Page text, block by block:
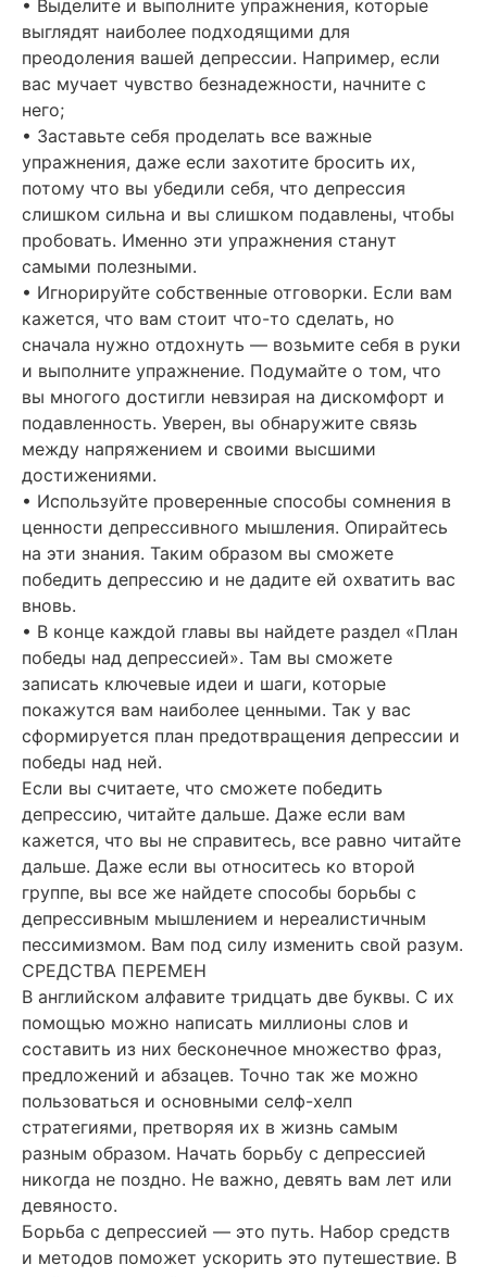
• Выделите и выполните упражнения, которые
выглядят наиболее подходящими для
преодоления вашей депрессии. Например, если
вас мучает чувство безнадежности, начните с
него;
• Заставьте себя проделать все важные
упражнения, даже если захотите бросить их,
потому что вы убедили себя, что депрессия
слишком сильна и вы слишком подавлены, чтобы
пробовать. Именно эти упражнения станут
самыми полезными.
• Игнорируйте собственные отговорки. Если вам
кажется, что вам стоит что-то сделать, но
сначала нужно отдохнуть — возьмите себя в руки
и выполните упражнение. Подумайте о том, что
вы многого достигли невзирая на дискомфорт и
подавленность. Уверен, вы обнаружите связь
между напряжением и своими высшими
достижениями.
• Используйте проверенные способы сомнения в
ценности депрессивного мышления. Опирайтесь
на эти знания. Таким образом вы сможете
победить депрессию и не дадите ей охватить вас
вновь.
• В конце каждой главы вы найдете раздел «План
победы над депрессией». Там вы сможете
записать ключевые идеи и шаги, которые
покажутся вам наиболее ценными. Так у вас
сформируется план предотвращения депрессии и
победы над ней.
Если вы считаете, что сможете победить
депрессию, читайте дальше. Даже если вам
кажется, что вы не справитесь, все равно читайте
дальше. Даже если вы относитесь ко второй
группе, вы все же найдете способы борьбы с
депрессивным мышлением и нереалистичным
пессимизмом. Вам под силу изменить свой разум.
СРЕДСТВА ПЕРЕМЕН
В английском алфавите тридцать две буквы. С их
помощью можно написать миллионы слов и
составить из них бесконечное множество фраз,
предложений и абзацев. Точно так же можно
пользоваться и основными селф-хелп
стратегиями, претворяя их в жизнь самым
разным образом. Начать борьбу с депрессией
никогда не поздно. Не важно, девять вам лет или
девяносто.
Борьба с депрессией — это путь. Набор средств
и методов поможет ускорить это путешествие. В